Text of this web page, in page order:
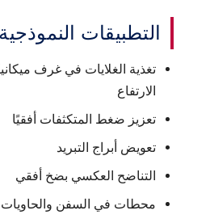
التطبيقات النموذجية
تغذية الغلايات في غرف
الارتفاع
تعزيز ضغط المتكثفات أفقيًا
تعويض أبراج التبريد
التناضح العكسي بضخ أفقي
محطات في السفن والحاويات